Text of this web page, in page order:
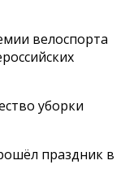
велоспорта
уборки
праздник в